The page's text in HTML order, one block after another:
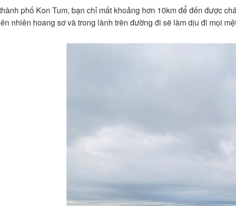
phố Kon Tum, bạn chỉ mất khoảng hơn 10km để đến được
nhiên hoang sơ và trong lành trên đường đi sẽ làm dịu đi mọi